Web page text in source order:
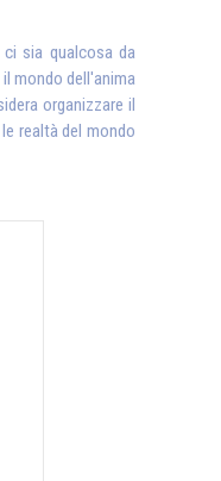
sia qualcosa da
mondo dell'anima
organizzare il
realtà del mondo